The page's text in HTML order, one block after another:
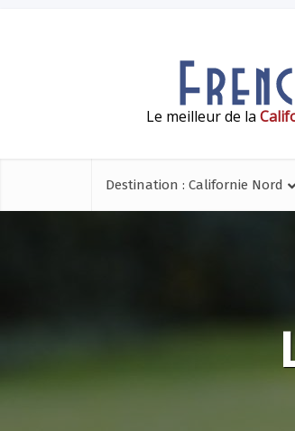
Le meilleur de la
Destination : Californie Nord